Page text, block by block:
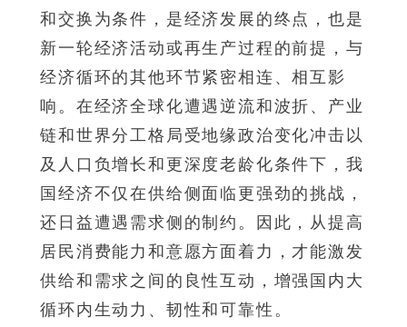
和交换为条件，是经济发展的终点，也是
新一轮经济活动或再生产过程的前提，与
经济循环的其他环节紧密相连、相互影
响。在经济全球化遭遇逆流和波折、产业
链和世界分工格局受地缘政治变化冲击以
及人口负增长和更深度老龄化条件下，我
国经济不仅在供给侧面临更强劲的挑战，
还日益遭遇需求侧的制约。因此，从提高
居民消费能力和意愿方面着力，才能激发
供给和需求之间的良性互动，增强国内大
循环内生动力、韧性和可靠性。